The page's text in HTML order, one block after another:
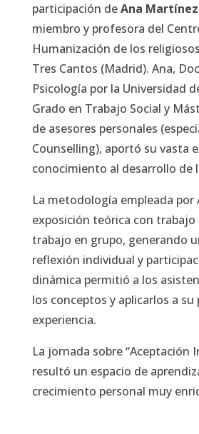
participación deAna
miembro y profesora del
Humanización de los
Tres Cantos (Madrid). Ana,
Psicología por la Universidad
Grado en Trabajo Social y
de asesores personales
Counselling), aportó su vasta
conocimiento al desarrollo de
La metodología empleada por
exposición teórica con trabajo
trabajo en grupo, generando
reflexión individual y
dinámica permitió a los
los conceptos y aplicarlos a su
experiencia.
La jornada sobre “Aceptación
resultó un espacio de
crecimiento personal muy